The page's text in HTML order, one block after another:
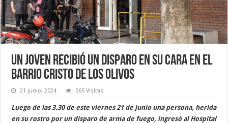
Un joven recibió un disparo en su cara en el
barrio Cristo de los Olivos
21 junio, 2024 565 Visitas
Luego de las 3.30 de este viernes 21 de junio una persona, herida
en su rostro por un disparo de arma de fuego, ingresó al Hospital